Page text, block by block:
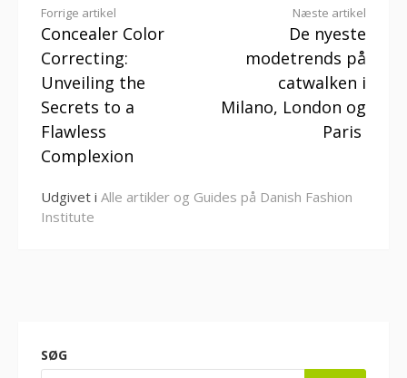
Læs
videre
Forrige artikel
Concealer Color
Correcting:
Unveiling the
Secrets to a
Flawless
Complexion
Næste artikel
De nyeste
modetrends på
catwalken i
Milano, London og
Paris
Udgivet i Alle artikler og Guides på Danish Fashion
Institute
SØG